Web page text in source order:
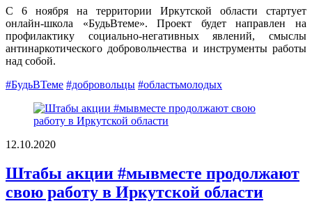
С 6 ноября на территории Иркутской области стартует
онлайн-школа «БудьВтеме». Проект будет направлен на
профилактику социально-негативных явлений, смыслы
антинаркотического добровольчества и инструменты работы
над собой.
#БудьВТеме #добровольцы #областьмолодых
12.10.2020
Штабы акции #мывместе продолжают
свою работу в Иркутской области